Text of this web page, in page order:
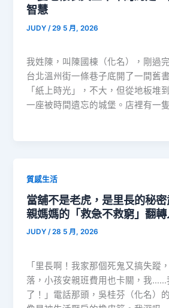
智慧
JUDY /29 5 月, 2026
我姓陳，叫陳國棟（化名），剛過
台北溫州街一條巷子底開了一間舊
「紙上時光」，不大，但從地板堆
一座被時間遺忘的城堡。店裡有一
質感生活
當舖不是老虎，是里長的秘
親媽媽的「救急不救窮」翻
JUDY/28 5 月, 2026
「里長啊！我家那個死鬼又搞失蹤
落，小孩安親班費用也卡關，我……
了！」電話那頭，吳桂芬（化名）